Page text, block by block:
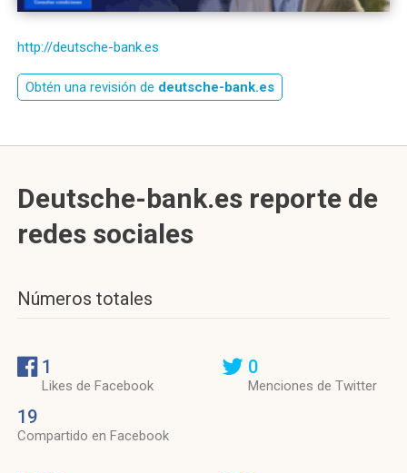
http://deutsche-bank.es
Obtén una revisión de deutsche-bank.es
Deutsche-bank.es reporte de
redes sociales
Números totales
1
Likes de Facebook
19
Compartido en Facebook
0
Menciones de Twitter